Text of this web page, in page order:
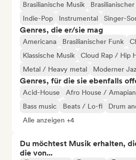
Brasilianische Musik
Indie-Pop
Instrumental Singer-
Genres, die er/sie mag
Americana Brasilianischer Funk
Klassische Musik
Cloud Rap / Hip
Metal / Heavy metal
Moderner
Genres, für die sie ebenfalls
Acid-House Afro House /
Bass music
Beats / Lo-fi
Drum
Alle anzeigen +4
Du möchtest Musik erhalten,
die von...